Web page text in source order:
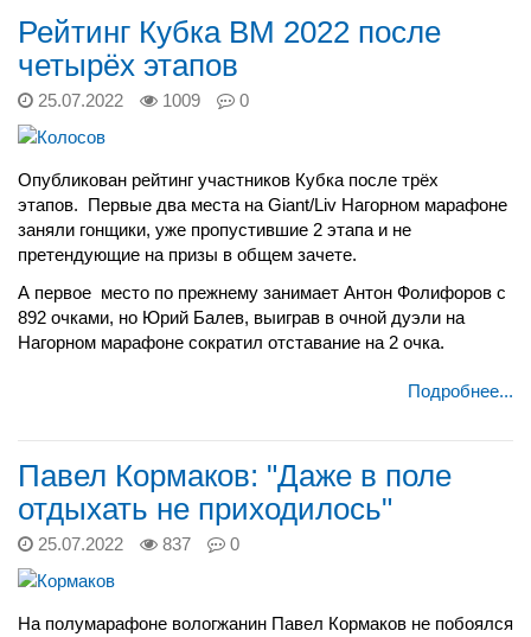
Рейтинг Кубка ВМ 2022 после
четырёх этапов
25.07.2022 1009 0
Опубликован рейтинг участников Кубка после трёх
этапов. Первые два места на Giant/Liv Нагорном марафоне
заняли гонщики, уже пропустившие 2 этапа и не
претендующие на призы в общем зачете.
А первое место по прежнему занимает Антон Фолифоров с
892 очками, но Юрий Балев, выиграв в очной дуэли на
Нагорном марафоне сократил отставание на 2 очка.
Подробнее...
Павел Кормаков: "Даже в поле
отдыхать не приходилось"
25.07.2022 837 0
На полумарафоне вологжанин Павел Кормаков не побоялся